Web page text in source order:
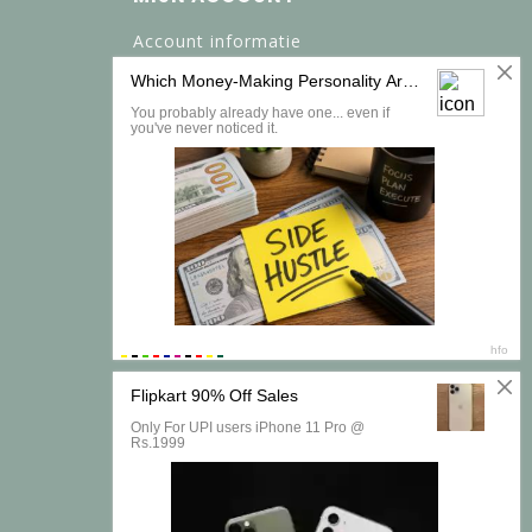
Account informatie
Mijn bestellingen
Mijn tickets
Mijn verlanglijst
Vergelijk
Alle producten